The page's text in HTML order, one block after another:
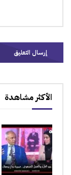
الأكثر مشاهدة